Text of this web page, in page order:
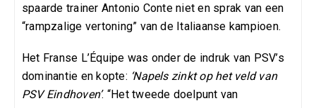
spaarde trainer Antonio Conte niet en sprak van een
“rampzalige vertoning” van de Italiaanse kampioen.
Het Franse L’Équipe was onder de indruk van PSV’s
dominantie en kopte: ‘Napels zinkt op het veld van
PSV Eindhoven’. “Het tweede doelpunt van